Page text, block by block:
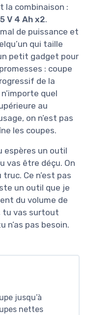
la combinaison :
V 4 Ah x2.
de puissance et
qui taille
petit gadget pour
: coupe
de la
quel
au
on n’est pas
les coupes.
espères un outil
vas être déçu. On
Ce n’est pas
un outil que je
du volume de
tu vas surtout
n’as pas besoin.
jusqu’à
nettes